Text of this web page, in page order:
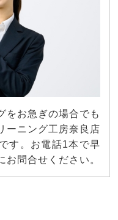
をお急ぎの場合でも
ーニング工房奈良店
す。お電話1本で早
お問合せください。